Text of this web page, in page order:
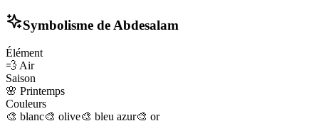
Symbolisme de Abdesalam
Élément
💨 Air
Saison
🌸 Printemps
Couleurs
🎨 blanc🎨 olive🎨 bleu azur🎨 or